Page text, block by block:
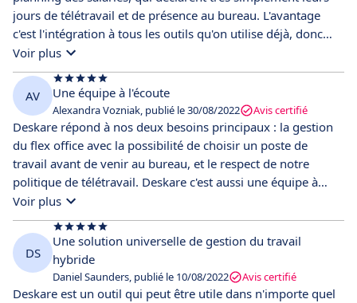
jours de télétravail et de présence au bureau. L'avantage
c'est l'intégration à tous les outils qu'on utilise déjà, donc
c'est très bien intégré à notre environnement de travail.
Voir plus
AV Une équipe à l'écoute
Alexandra Vozniak, publié le 30/08/2022 Avis certifié
Deskare répond à nos deux besoins principaux : la gestion
du flex office avec la possibilité de choisir un poste de
travail avant de venir au bureau, et le respect de notre
politique de télétravail. Deskare c'est aussi une équipe à
l'écoute et qui s'adapte à nos besoins.
Voir plus
DS
Une solution universelle de gestion du travail
hybride
Daniel Saunders, publié le 10/08/2022 Avis certifié
Deskare est un outil qui peut être utile dans n'importe quel